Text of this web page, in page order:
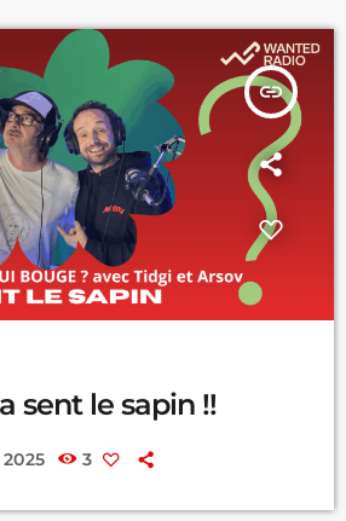
insert_link
sent le sapin !!
2025 3